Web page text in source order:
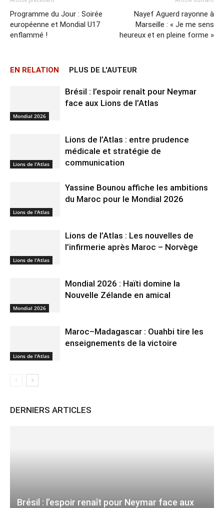
Programme du Jour : Soirée
européenne et Mondial U17
enflammé !
Nayef Aguerd rayonne à
Marseille : « Je me sens
heureux et en pleine forme »
EN RELATION PLUS DE L'AUTEUR
Mondial 2026
Brésil : l’espoir renaît pour Neymar
face aux Lions de l’Atlas
Lions de l'Atlas
Lions de l’Atlas : entre prudence
médicale et stratégie de
communication
Lions de l'Atlas
Yassine Bounou affiche les ambitions
du Maroc pour le Mondial 2026
Lions de l'Atlas
Lions de l’Atlas : Les nouvelles de
l’infirmerie après Maroc – Norvège
Mondial 2026
Mondial 2026 : Haïti domine la
Nouvelle Zélande en amical
Lions de l'Atlas
Maroc–Madagascar : Ouahbi tire les
enseignements de la victoire
DERNIERS ARTICLES
Brésil : l’espoir renaît pour Neymar face aux